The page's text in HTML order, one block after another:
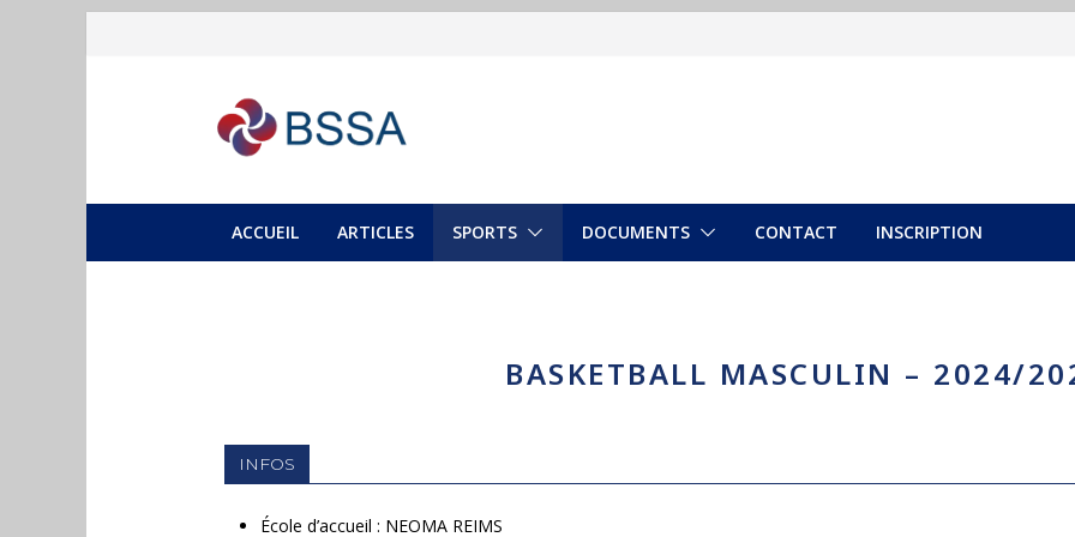
ACCUEIL ARTICLES SPORTS DOCUMENTS CONTACT INSCRIPTION
BASKETBALL MASCULIN – 2024/
INFOS
École d’accueil : NEOMA REIMS